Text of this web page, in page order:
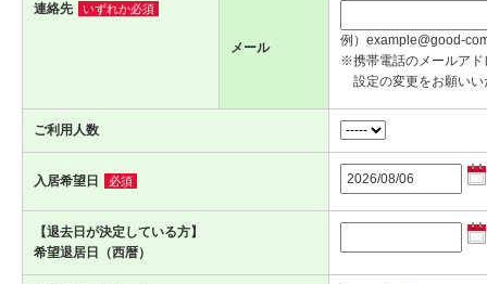
連絡先 いずれか必須
メール
例）example@good-
※携帯電話のメールアド
設定の変更をお願いい
ご利用人数
入居希望日 必須
【退去日が決定している方】
希望退居日（西暦）